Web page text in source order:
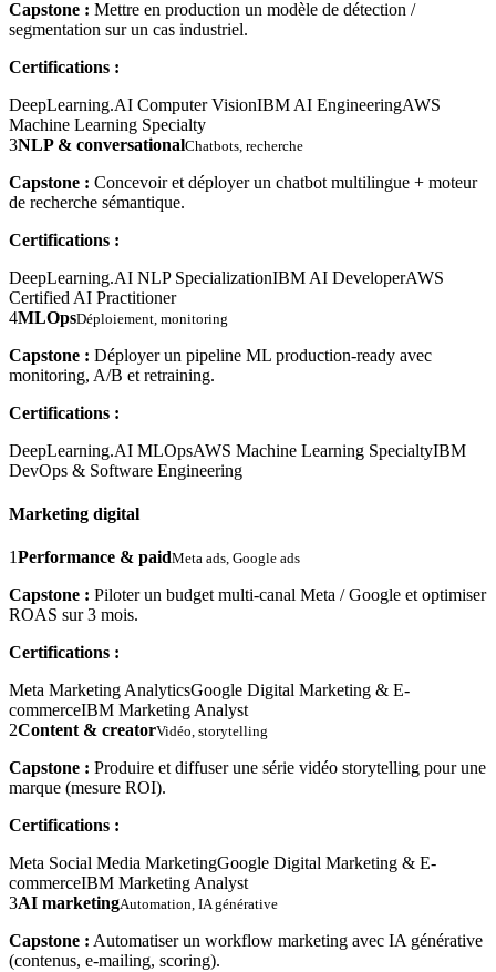
Capstone : Mettre en production un modèle de détection /
segmentation sur un cas industriel.
Certifications :
DeepLearning.AI Computer VisionIBM AI EngineeringAWS
Machine Learning Specialty
3NLP & conversationalChatbots, recherche
Capstone : Concevoir et déployer un chatbot multilingue + moteur
de recherche sémantique.
Certifications :
DeepLearning.AI NLP SpecializationIBM AI DeveloperAWS
Certified AI Practitioner
4MLOpsDéploiement, monitoring
Capstone : Déployer un pipeline ML production-ready avec
monitoring, A/B et retraining.
Certifications :
DeepLearning.AI MLOpsAWS Machine Learning SpecialtyIBM
DevOps & Software Engineering
Marketing digital
1Performance & paidMeta ads, Google ads
Capstone : Piloter un budget multi-canal Meta / Google et optimiser
ROAS sur 3 mois.
Certifications :
Meta Marketing AnalyticsGoogle Digital Marketing & E-
commerceIBM Marketing Analyst
2Content & creatorVidéo, storytelling
Capstone : Produire et diffuser une série vidéo storytelling pour une
marque (mesure ROI).
Certifications :
Meta Social Media MarketingGoogle Digital Marketing & E-
commerceIBM Marketing Analyst
3AI marketingAutomation, IA générative
Capstone : Automatiser un workflow marketing avec IA générative
(contenus, e-mailing, scoring).